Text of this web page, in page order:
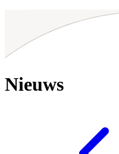
Nieuws